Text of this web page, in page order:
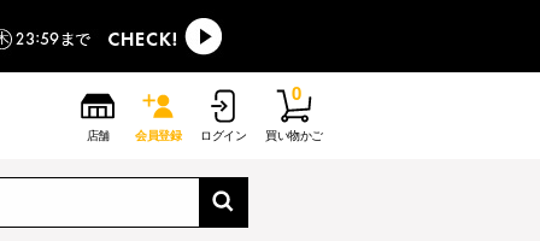
店舗 会員登録 ログイン 買い物かご
0